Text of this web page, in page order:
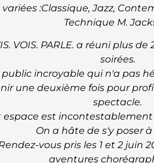
Jazz, Contemporain,
Technique M. Jackson.
a réuni plus de 250
qui n'a pas hésité pour
fois pour profiter
incontestablement ouvert à
a hâte de s'y poser à nouveau.
pris les 1 et 2 juin 2024 pour
aventures chorégraphiques.